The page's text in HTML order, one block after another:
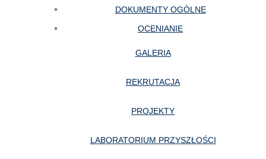
DOKUMENTY OGÓLNE
OCENIANIE
GALERIA
REKRUTACJA
PROJEKTY
LABORATORIUM PRZYSZŁOŚCI